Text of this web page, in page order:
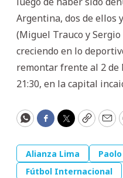
Argentina, dos de ellos
(Miguel Trauco y
creciendo en lo
remontar frente al 2 de
21:30, en la capital
WhatsApp
Facebook
Twitter
Copy
Alianza Lima
Fútbol Internacional